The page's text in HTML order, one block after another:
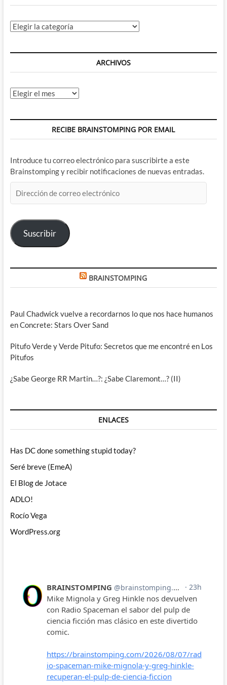
Categorías
ARCHIVOS
Archivos
RECIBE BRAINSTOMPING POR EMAIL
Introduce tu correo electrónico para suscribirte a este
Brainstomping y recibir notificaciones de nuevas entradas.
de
electrónico
Suscribir
BRAINSTOMPING
Paul Chadwick vuelve a recordarnos lo que nos hace humanos
en Concrete: Stars Over Sand
Pitufo Verde y Verde Pitufo: Secretos que me encontré en Los
Pitufos
¿Sabe George RR Martin…?: ¿Sabe Claremont…? (II)
ENLACES
Has DC done something stupid today?
Seré breve (EmeA)
El Blog de Jotace
ADLO!
Rocío Vega
WordPress.org